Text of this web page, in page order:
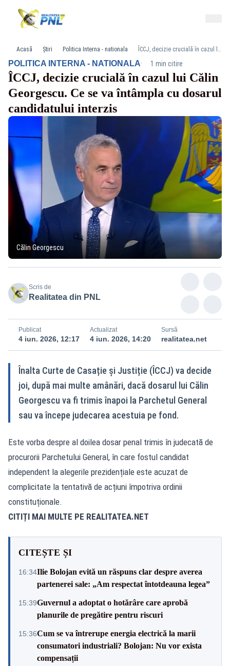
Acasă Știri Politica Interna - nationala ÎCCJ, decizie crucială în cazul lui Călin Georgescu. Ce se va întâmpla cu dosarul candidatului interzis
POLITICA INTERNA - NATIONALA· 1 min citire
ÎCCJ, decizie crucială în cazul lui Călin
Georgescu. Ce se va întâmpla cu dosarul
candidatului interzis
Călin Georgescu
Scris de
Realitatea din PNL
Publicat
4 iun. 2026, 12:17
Actualizat
4 iun. 2026, 14:20
Sursă
realitatea.net
Înalta Curte de Casație și Justiție (ÎCCJ) va decide
joi, după mai multe amânări, dacă dosarul lui Călin
Georgescu va fi trimis înapoi la Parchetul General
sau va începe judecarea acestuia pe fond.
Este vorba despre al doilea dosar penal trimis în judecată de
procurorii Parchetului General, în care fostul candidat
independent la alegerile prezidențiale este acuzat de
complicitate la tentativă de acțiuni împotriva ordinii
constituționale.
CITIȚI MAI MULTE PE REALITATEA.NET
CITEȘTE ȘI
16:34Ilie Bolojan evită un răspuns clar despre averea
partenerei sale: „Am respectat întotdeauna legea”
15:39Guvernul a adoptat o hotărâre care aprobă
planurile de pregătire pentru riscuri
15:36Cum se va întrerupe energia electrică la marii
consumatori industriali? Bolojan: Nu vor exista
compensații